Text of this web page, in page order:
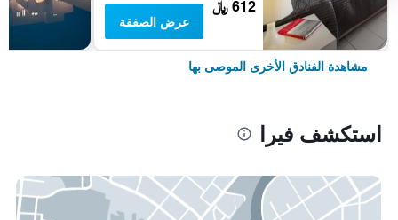
612 ﷼
عرض الصفقة
مشاهدة الفنادق الأخرى الموصى بها
استكشف فيرا